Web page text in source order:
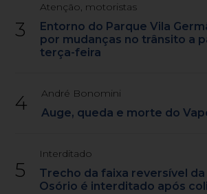
3
Atenção, motoristas
Entorno do Parque Vila
por mudanças no trânsito a
terça-feira
4 André Bonomini
Auge, queda e morte do
5
Interditado
Trecho da faixa reversível da
Osório é interditado após